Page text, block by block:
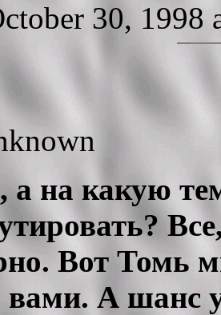
30,
а на какую
Вот Томь
вами. А шанс